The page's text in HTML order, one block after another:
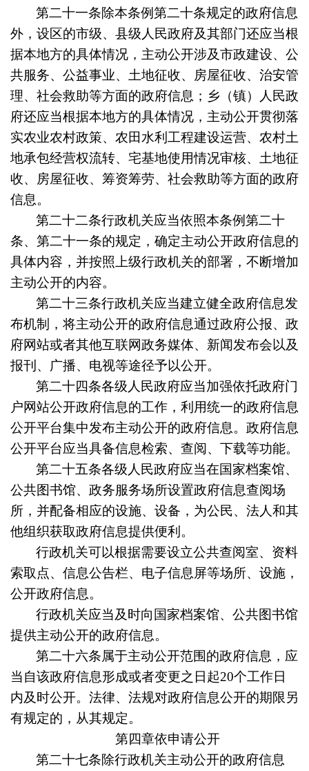
第二十一条除本条例第二十条规定的政府信息
外，设区的市级、县级人民政府及其部门还应当根
据本地方的具体情况，主动公开涉及市政建设、公
共服务、公益事业、土地征收、房屋征收、治安管
理、社会救助等方面的政府信息；乡（镇）人民政
府还应当根据本地方的具体情况，主动公开贯彻落
实农业农村政策、农田水利工程建设运营、农村土
地承包经营权流转、宅基地使用情况审核、土地征
收、房屋征收、筹资筹劳、社会救助等方面的政府
信息。
第二十二条行政机关应当依照本条例第二十
条、第二十一条的规定，确定主动公开政府信息的
具体内容，并按照上级行政机关的部署，不断增加
主动公开的内容。
第二十三条行政机关应当建立健全政府信息发
布机制，将主动公开的政府信息通过政府公报、政
府网站或者其他互联网政务媒体、新闻发布会以及
报刊、广播、电视等途径予以公开。
第二十四条各级人民政府应当加强依托政府门
户网站公开政府信息的工作，利用统一的政府信息
公开平台集中发布主动公开的政府信息。政府信息
公开平台应当具备信息检索、查阅、下载等功能。
第二十五条各级人民政府应当在国家档案馆、
公共图书馆、政务服务场所设置政府信息查阅场
所，并配备相应的设施、设备，为公民、法人和其
他组织获取政府信息提供便利。
行政机关可以根据需要设立公共查阅室、资料
索取点、信息公告栏、电子信息屏等场所、设施，
公开政府信息。
行政机关应当及时向国家档案馆、公共图书馆
提供主动公开的政府信息。
第二十六条属于主动公开范围的政府信息，应
当自该政府信息形成或者变更之日起20个工作日
内及时公开。法律、法规对政府信息公开的期限另
有规定的，从其规定。
第四章依申请公开
第二十七条除行政机关主动公开的政府信息